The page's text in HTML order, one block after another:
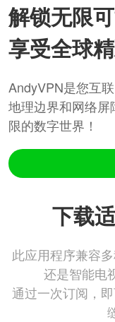
解锁无限可
享受全球精
AndyVPN是您互
地理边界和网络
限的数字世界！
下载
此应用程序兼容
还是智能电
通过一次订阅，